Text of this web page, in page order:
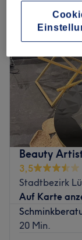
Beauty
3,5
Stadtbezirk
Auf Karte
20 Min.